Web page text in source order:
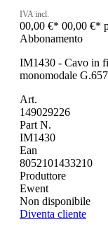
IVA incl.
00,00 €* 00,00 €*
Abbonamento
IM1430 - Cavo in
monomodale
Art.
149029226
Part N.
IM1430
Ean
8052101433210
Produttore
Ewent
Non disponibile
Diventa cliente